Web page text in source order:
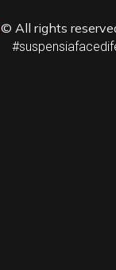
© All rights